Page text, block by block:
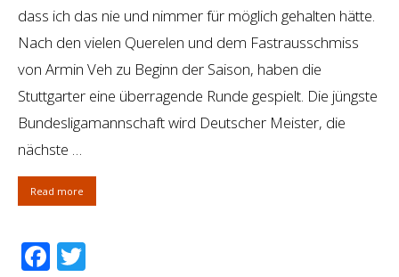
MEDIEN
LINKS
dass ich das nie und nimmer für möglich gehalten hätte.
Nach den vielen Querelen und dem Fastrausschmiss
von Armin Veh zu Beginn der Saison, haben die
Stuttgarter eine überragende Runde gespielt. Die jüngste
Bundesligamannschaft wird Deutscher Meister, die
nächste …
Read more
Facebook